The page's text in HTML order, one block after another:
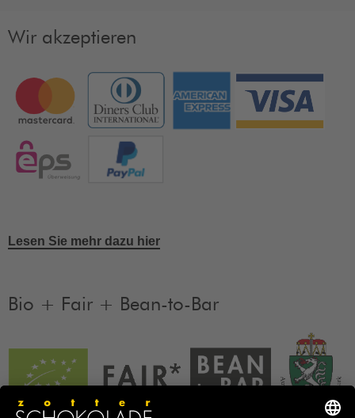
Wir akzeptieren
Lesen Sie mehr dazu hier
Bio + Fair + Bean-to-Bar